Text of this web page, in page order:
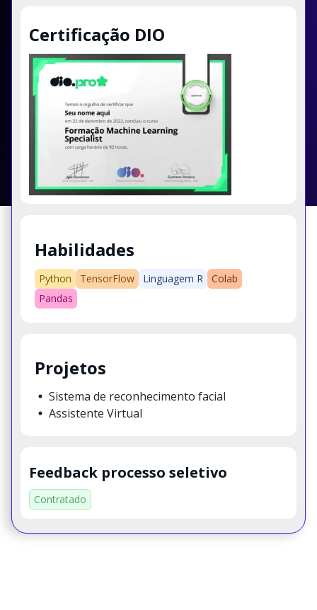
Certificação DIO
Habilidades
Python TensorFlow Linguagem R
Colab
Pandas
Projetos
Sistema de reconhecimento facial
Assistente Virtual
Feedback processo seletivo
Contratado